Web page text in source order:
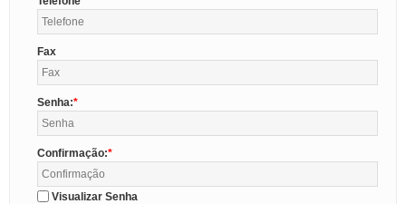
Fax
Senha:
Confirmação:
Visualizar Senha